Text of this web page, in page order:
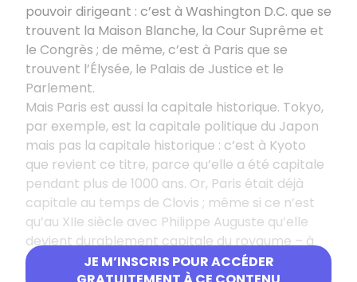
JE M’INSCRIS POUR ACCÉDER
pouvoir dirigeant : c’est à Washington D.C. que se
trouvent la Maison Blanche, la Cour Suprême et
le Congrès ; de même, c’est à Paris que se
trouvent l’Élysée, le Palais de Justice et le
Parlement.
Mais Paris est aussi la capitale historique. Tokyo,
par exemple, est la capitale politique du Japon
mais pas la capitale historique : c’est à Kyoto
que revient ce titre, parce qu’elle a été capitale
pendant plus de 1000 ans. Or, Paris était déjà
capitale au temps de Clovis ; même si ce n’est
qu’au XIIe siècle avec Philippe Auguste qu’elle
devient durablement capitale du royaume – à
l’exception des périodes de troubles…